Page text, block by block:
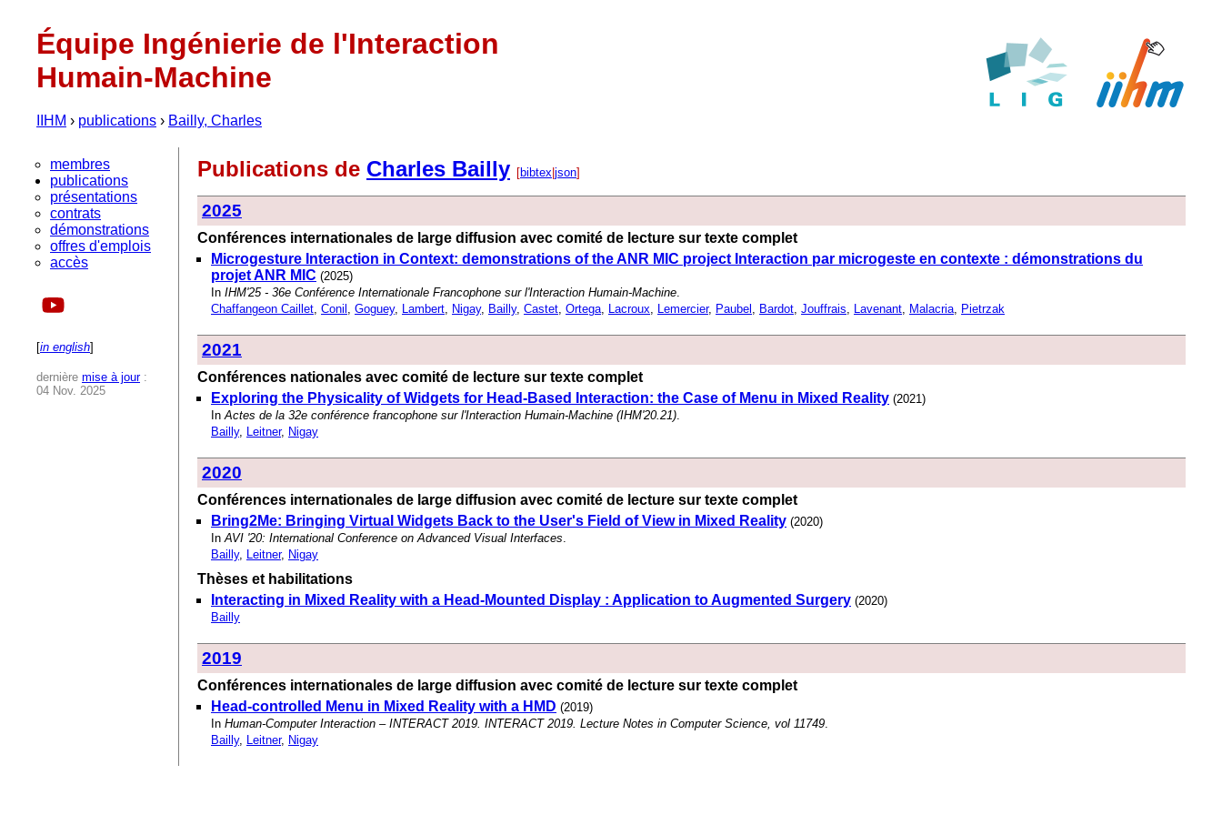
Équipe Ingénierie de l'Interaction
Humain-Machine
IIHM › publications › Bailly, Charles
membres
publications
présentations
contrats
démonstrations
offres d'emplois
accès
[in english]
dernière mise à jour:
04 Nov. 2025
Publications de Charles Bailly [bibtex json]
2025
Conférences internationales de large diffusion avec comité de lecture sur texte complet
Microgesture Interaction in Context: demonstrations of the ANR MIC project Interaction par microgeste en contexte : démonstrations du
projet ANR MIC (2025)
In IHM'25 - 36e Conférence Internationale Francophone sur l'Interaction Humain-Machine.
Chaffangeon Caillet, Conil , Goguey, Lambert, Nigay, Bailly, Castet, Ortega, Lacroux, Lemercier, Paubel , Bardot, Jouffrais, Lavenant, Malacria, Pietrzak
2021
Conférences nationales avec comité de lecture sur texte complet
Exploring the Physicality of Widgets for Head-Based Interaction: the Case of Menu in Mixed Reality (2021)
InActes de la 32e conférence francophone sur l'Interaction Humain-Machine (IHM'20.21).
Bailly, Leitner, Nigay
2020
Conférences internationales de large diffusion avec comité de lecture sur texte complet
Bring2Me: Bringing Virtual Widgets Back to the User's Field of View in Mixed Reality (2020)
InAVI '20: International Conference on Advanced Visual Interfaces.
Bailly, Leitner, Nigay
Thèses et habilitations
Interacting in Mixed Reality with a Head-Mounted Display : Application to Augmented Surgery (2020)
Bailly
2019
Conférences internationales de large diffusion avec comité de lecture sur texte complet
Head-controlled Menu in Mixed Reality with a HMD (2019)
In Human-Computer Interaction – INTERACT 2019. INTERACT 2019. Lecture Notes in Computer Science, vol 11749.
Bailly, Leitner, Nigay